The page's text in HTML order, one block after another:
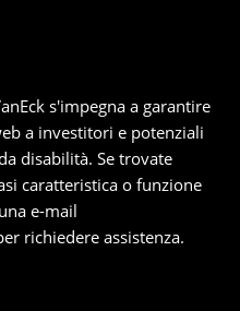
s'impegna a garantire
a investitori e potenziali
disabilità. Se trovate
caratteristica o funzione
e-mail
richiedere assistenza.